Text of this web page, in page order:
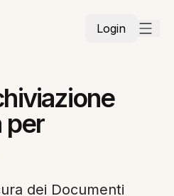
Login
per
dei Documenti